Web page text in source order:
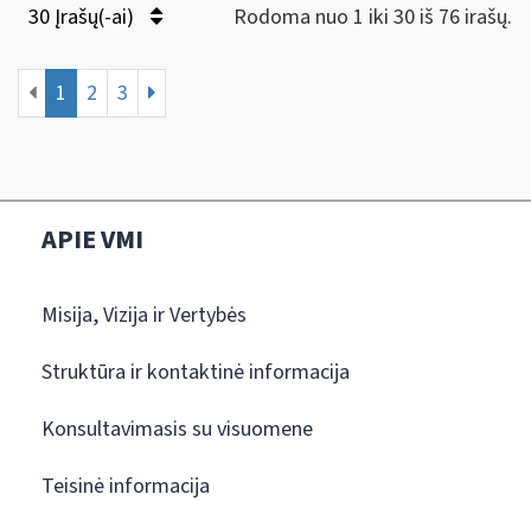
30 Įrašų(-ai) Rodoma nuo 1 iki 30 iš 76 irašų.
1 2 3
APIE VMI
Misija, Vizija ir Vertybės
Struktūra ir kontaktinė informacija
Konsultavimasis su visuomene
Teisinė informacija